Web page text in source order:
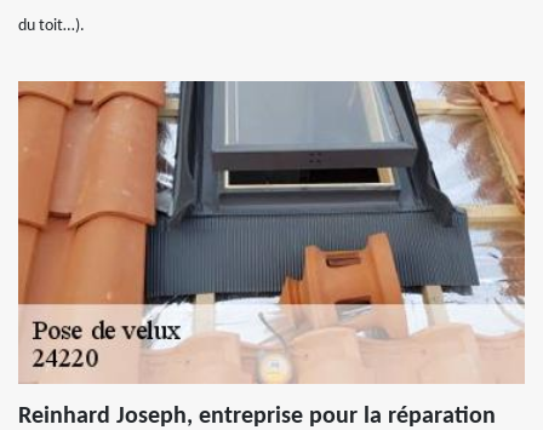
du toit…).
Reinhard Joseph, entreprise pour la réparation